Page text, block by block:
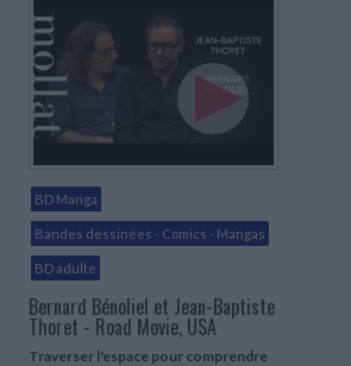
BD Manga
Bandes dessinées - Comics - Mangas
BD adulte
Bernard Bénoliel et Jean-Baptiste
Thoret - Road Movie, USA
Traverser l'espace pour comprendre